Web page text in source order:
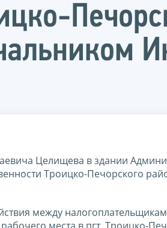
Целищева в здании
Троицко-Печорского
между
места в пгт. Троицко-